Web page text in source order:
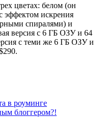
цветах: белом (он
эффектом искрения
спиралями) и
версия с 6 ГБ ОЗУ и 64
с теми же 6 ГБ ОЗУ и
в роуминге
блоггером?!